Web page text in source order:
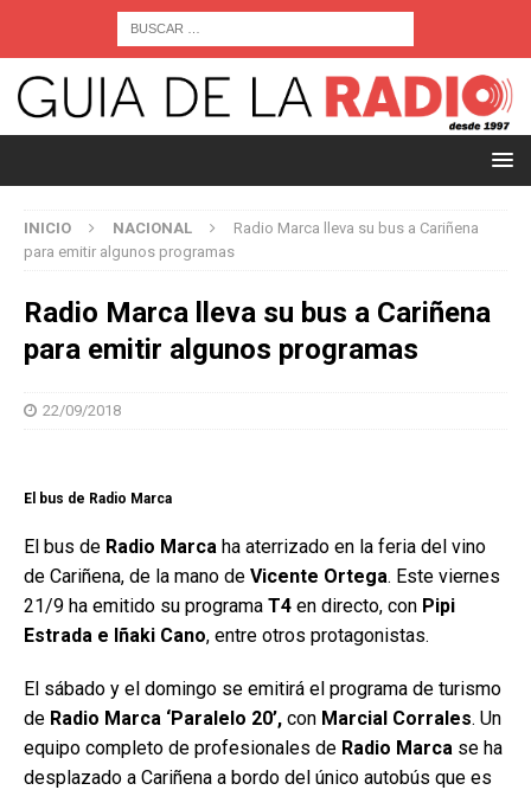
INICIO NACIONAL
Radio Marca lleva su bus a Cariñena
para emitir algunos programas
Radio Marca lleva su bus a Cariñena
para emitir algunos programas
22/09/2018
El bus de Radio Marca
El bus de Radio Marca ha aterrizado en la feria del vino
de Cariñena, de la mano de Vicente Ortega. Este viernes
21/9 ha emitido su programa T4 en directo, con Pipi
Estrada e Iñaki Cano, entre otros protagonistas.
El sábado y el domingo se emitirá el programa de turismo
de Radio Marca ‘Paralelo 20’, con Marcial Corrales. Un
equipo completo de profesionales de Radio Marca se ha
desplazado a Cariñena a bordo del único autobús que es